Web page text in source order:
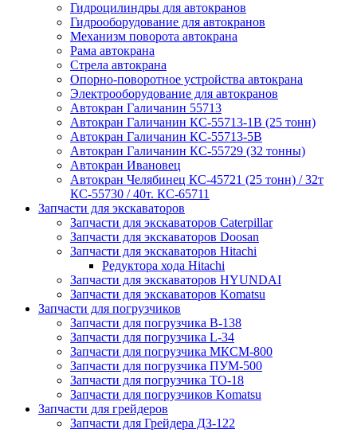
Гидроцилиндры для автокранов
Гидрооборудование для автокранов
Механизм поворота автокрана
Рама автокрана
Стрела автокрана
Опорно-поворотное устройства автокрана
Электрооборудование для автокранов
Автокран Галичанин 55713
Автокран Галичанин КС-55713-1В (25 тонн)
Автокран Галичанин КС-55713-5В
Автокран Галичанин КС-55729 (32 тонны)
Автокран Ивановец
Автокран Челябинец КС-45721 (25 тонн) / 32т
КС-55730 / 40т. КС-65711
Запчасти для экскаваторов
Запчасти для экскаваторов Caterpillar
Запчасти для экскаваторов Doosan
Запчасти для экскаваторов Hitachi
Редуктора хода Hitachi
Запчасти для экскаваторов HYUNDAI
Запчасти для экскаваторов Komatsu
Запчасти для погрузчиков
Запчасти для погрузчика B-138
Запчасти для погрузчика L-34
Запчасти для погрузчика МКСМ-800
Запчасти для погрузчика ПУМ-500
Запчасти для погрузчика ТО-18
Запчасти для погрузчиков Komatsu
Запчасти для грейдеров
Запчасти для Грейдера ДЗ-122